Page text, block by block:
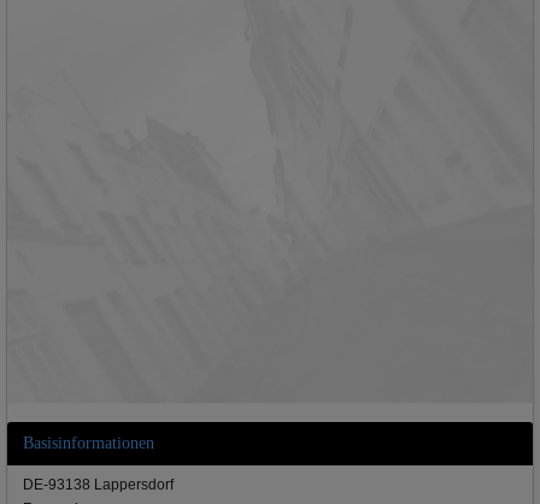
Basisinformationen
DE-93138 Lappersdorf